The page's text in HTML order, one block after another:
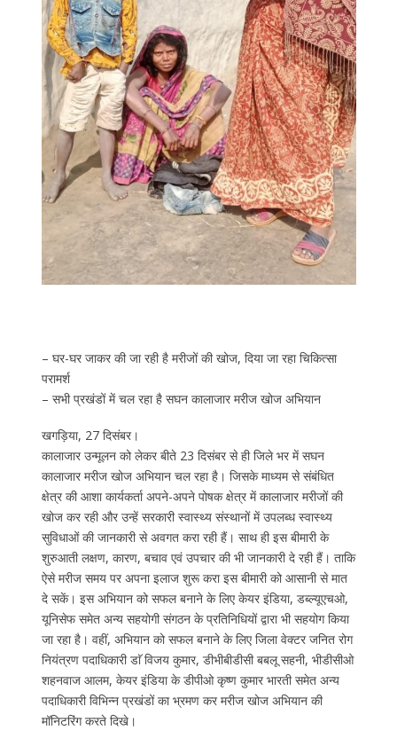
– घर-घर जाकर की जा रही है मरीजों की खोज, दिया जा रहा चिकित्सा
परामर्श
– सभी प्रखंडों में चल रहा है सघन कालाजार मरीज खोज अभियान
खगड़िया, 27 दिसंबर।
कालाजार उन्मूलन को लेकर बीते 23 दिसंबर से ही जिले भर में सघन
कालाजार मरीज खोज अभियान चल रहा है। जिसके माध्यम से संबंधित
क्षेत्र की आशा कार्यकर्ता अपने-अपने पोषक क्षेत्र में कालाजार मरीजों की
खोज कर रही और उन्हें सरकारी स्वास्थ्य संस्थानों में उपलब्ध स्वास्थ्य
सुविधाओं की जानकारी से अवगत करा रही हैं। साथ ही इस बीमारी के
शुरुआती लक्षण, कारण, बचाव एवं उपचार की भी जानकारी दे रही हैं। ताकि
ऐसे मरीज समय पर अपना इलाज शुरू करा इस बीमारी को आसानी से मात
दे सकें। इस अभियान को सफल बनाने के लिए केयर इंडिया, डब्ल्यूएचओ,
यूनिसेफ समेत अन्य सहयोगी संगठन के प्रतिनिधियों द्वारा भी सहयोग किया
जा रहा है। वहीं, अभियान को सफल बनाने के लिए जिला वेक्टर जनित रोग
नियंत्रण पदाधिकारी डाॅ विजय कुमार, डीभीबीडीसी बबलू सहनी, भीडीसीओ
शहनवाज आलम, केयर इंडिया के डीपीओ कृष्ण कुमार भारती समेत अन्य
पदाधिकारी विभिन्न प्रखंडों का भ्रमण कर मरीज खोज अभियान की
मॉनिटरिंग करते दिखे।